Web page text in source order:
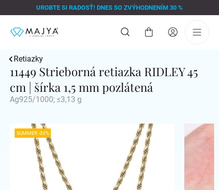
na
UROBTE SI RADOSŤ! DNES SO ZVÝHODNENÍM 30 %
Nákupný
Retiazky
11449 Strieborná retiazka RIDLEY 45
cm | šírka 1,5 mm pozlátená
Ag925/1000; ≤3,13 g
SUMMER -30%